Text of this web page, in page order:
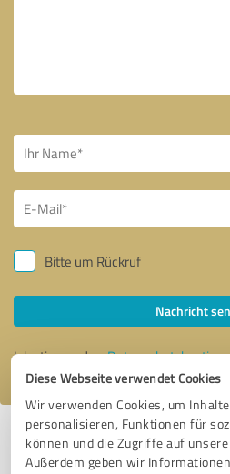
Diese Webseite verwendet Cookies
Wir verwenden Cookies, um
personalisieren, Funktionen für
können und die Zugriffe auf
Außerdem geben wir
Bitte um Rückruf
Nachricht
Ich stimme den
Profil aktiv seit 31.03.2017 | Letzte
melden